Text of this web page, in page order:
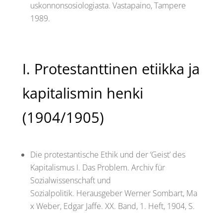
uskonnonsosiologiasta. Vastapaino, Tampere
1989.
I. Protestanttinen etiikka ja
kapitalismin henki
(1904/1905)
Die protestantische Ethik und der ‘Geist’ des
Kapitalismus I. Das Problem. Archiv für
Sozialwissenschaft und
Sozialpolitik. Herausgeber Werner Sombart, Ma
x Weber, Edgar Jaffe. XX. Band, 1. Heft, 1904, S.